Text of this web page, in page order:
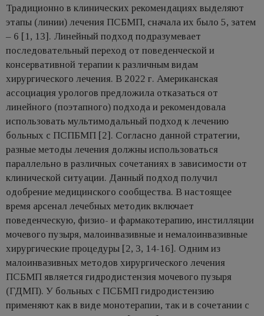
Традиционно в клинических рекомендациях выделяют
этапы (линии) лечения ПСБМП, сначала их было 5, затем
– 6 [1, 13]. Линейный подход подразумевает
последовательный переход от поведенческой и
консервативной терапии к различным видам
хирургического лечения. В 2022 г. Американская
ассоциация урологов предложила отказаться от
линейного (поэтапного) подхода и рекомендовала
использовать мультимодальный подход к лечению
больных с ПСПБМП [2]. Согласно данной стратегии,
разные методы лечения должны использоваться
параллельно в различных сочетаниях в зависимости от
клинической ситуации. Данный подход получил
одобрение медицинского сообщества. В настоящее
время арсенал лечебных методик включает
поведенческую, физио- и фармакотерапию, инстилляции
мочевого пузыря, малоинвазивные и немалоинвазивные
хирургические процедуры [2, 3, 14-16]. Одним из
малоинвазивных методов хирургического лечения
ПСБМП является гидродистензия мочевого пузыря
(ГДМП). У больных с ПСБМП гидродистензию
применяют как в виде монотерапии, так и в сочетании с